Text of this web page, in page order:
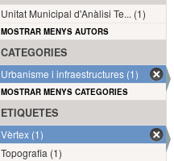
Unitat Municipal d'Anàlisi Te... (1)
MOSTRAR MENYS AUTORS
CATEGORIES
Urbanisme i infraestructures (1)
MOSTRAR MENYS CATEGORIES
ETIQUETES
Vèrtex (1)
Topografia (1)